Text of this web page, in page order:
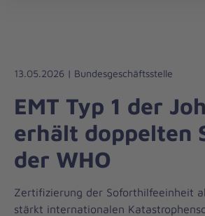
Liebe
Leben
13.05.2026 | Bundesgeschäftsstelle
EMT Typ 1 der
erhält doppelten
der WHO
Zertifizierung der Soforthilfeeinheit
stärkt internationalen